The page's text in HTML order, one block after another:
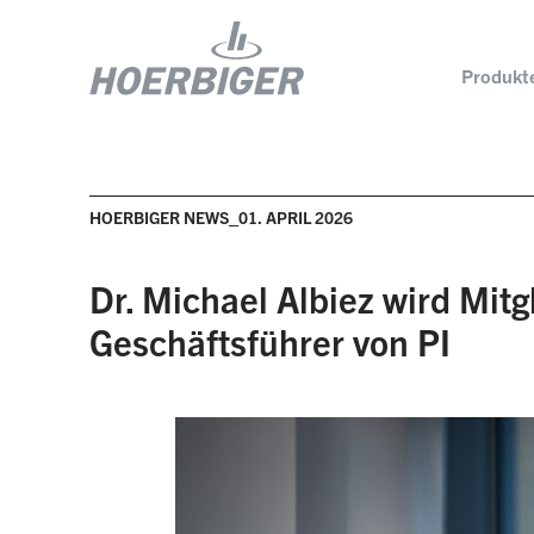
Komponenten und Services für Kompressoren
Flow & Motion Control
Komponenten für Luft- und
Industriekompressoren
HOERBIGER NEWS_01. APRIL 2026
Dr. Michael Albiez wird
Geschäftsführer von PI